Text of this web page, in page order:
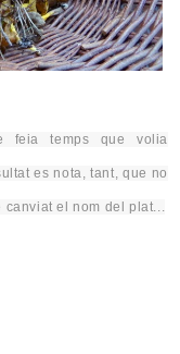
feia temps que volia
es nota, tant, que no
canviat el nom del plat...